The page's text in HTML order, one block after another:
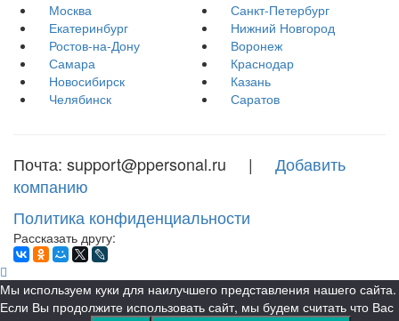
Москва
Санкт-Петербург
Екатеринбург
Нижний Новгород
Ростов-на-Дону
Воронеж
Самара
Краснодар
Новосибирск
Казань
Челябинск
Саратов
Почта: support@ppersonal.ru | Добавить
компанию
Политика конфиденциальности
Рассказать другу:
Мы используем куки для наилучшего представления нашего сайта.
Если Вы продолжите использовать сайт, мы будем считать что Вас